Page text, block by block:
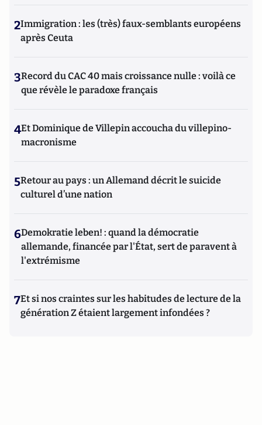
2Immigration : les (très) faux-semblants européens
après Ceuta
3Record du CAC 40 mais croissance nulle : voilà ce
que révèle le paradoxe français
4Et Dominique de Villepin accoucha du villepino-
macronisme
5Retour au pays : un Allemand décrit le suicide
culturel d’une nation
6Demokratie leben! : quand la démocratie
allemande, financée par l'État, sert de paravent à
l'extrémisme
7Et si nos craintes sur les habitudes de lecture de la
génération Z étaient largement infondées ?